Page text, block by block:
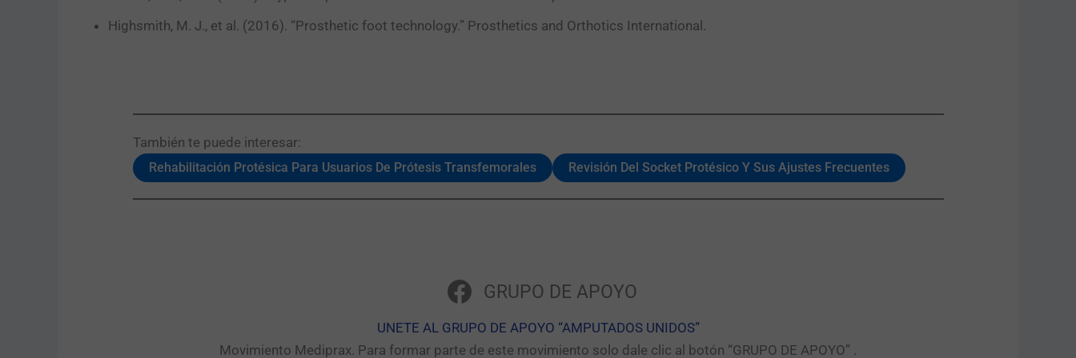
Highsmith, M. J., et al. (2016). “Prosthetic foot technology.” Prosthetics and Orthotics International.
También te puede interesar:​
Rehabilitación Protésica Para Usuarios De Prótesis Transfemorales Revisión Del Socket Protésico Y Sus Ajustes Frecuentes
GRUPO DE APOYO
UNETE AL GRUPO DE APOYO “AMPUTADOS UNIDOS”​
Movimiento Mediprax. Para formar parte de este movimiento solo dale clic al botón “GRUPO DE APOYO” .​